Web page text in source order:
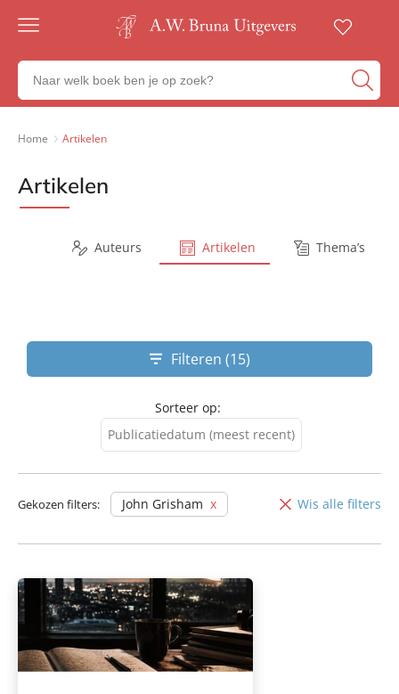
Gratis
23:00
besteld,
werkdag
Veilig
betalen
retourneren
Zoeken
naar
boeken,
Home Artikelen
Artikelen
Auteurs Artikelen Thema’s
Filteren (15)
Sorteer op:
Publicatiedatum (meest recent)
Publicatiedatum (minst
Gekozen filters: John Grisham Wis alle filters